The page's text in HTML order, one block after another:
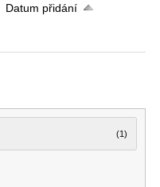
Datum přidání
(1)